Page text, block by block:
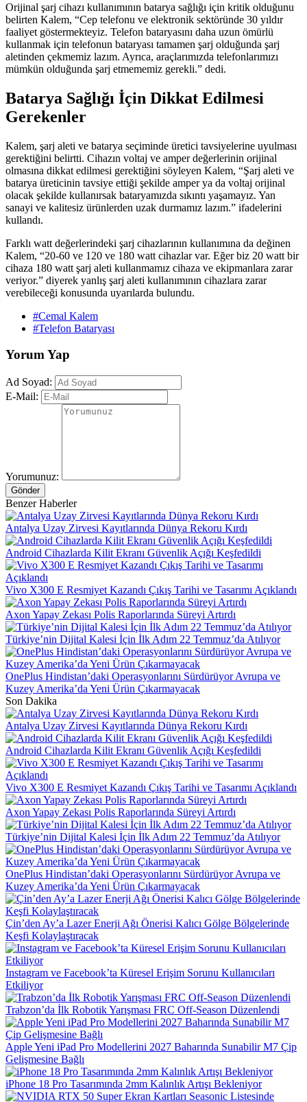
Orijinal şarj cihazı kullanımının batarya sağlığı için kritik olduğunu
belirten Kalem, “Cep telefonu ve elektronik sektöründe 30 yıldır
faaliyet göstermekteyiz. Telefon bataryasını daha uzun ömürlü
kullanmak için telefonun bataryası tamamen şarj olduğunda şarj
aletinden çekmemiz lazım. Ayrıca, araçlarımızda telefonlarımızı
mümkün olduğunda şarj etmememiz gerekli.” dedi.
Batarya Sağlığı İçin Dikkat Edilmesi
Gerekenler
Kalem, şarj aleti ve batarya seçiminde üretici tavsiyelerine uyulması
gerektiğini belirtti. Cihazın voltaj ve amper değerlerinin orijinal
olmasına dikkat edilmesi gerektiğini söyleyen Kalem, “Şarj aleti ve
batarya üreticinin tavsiye ettiği şekilde amper ya da voltaj orijinal
olacak şekilde kullanırsak bataryamızda sıkıntı yaşamayız. Yan
sanayi ve kalitesiz ürünlerden uzak durmamız lazım.” ifadelerini
kullandı.
Farklı watt değerlerindeki şarj cihazlarının kullanımına da değinen
Kalem, “20-60 ve 120 ve 180 watt cihazlar var. Eğer biz 20 watt bir
cihaza 180 watt şarj aleti kullanmamız cihaza ve ekipmanlara zarar
veriyor.” diyerek yanlış şarj aleti kullanımının cihazlara zarar
verebileceği konusunda uyarılarda bulundu.
#Cemal Kalem
#Telefon Bataryası
Yorum Yap
Ad Soyad:
E-Mail:
Yorumunuz:
Gönder
Benzer Haberler
Antalya Uzay Zirvesi Kayıtlarında Dünya Rekoru Kırdı
Android Cihazlarda Kilit Ekranı Güvenlik Açığı Keşfedildi
Vivo X300 E Resmiyet Kazandı Çıkış Tarihi ve Tasarımı Açıklandı
Axon Yapay Zekası Polis Raporlarında Süreyi Artırdı
Türkiye’nin Dijital Kalesi İçin İlk Adım 22 Temmuz’da Atılıyor
OnePlus Hindistan’daki Operasyonlarını Sürdürüyor Avrupa ve
Kuzey Amerika’da Yeni Ürün Çıkarmayacak
Son Dakika
Antalya Uzay Zirvesi Kayıtlarında Dünya Rekoru Kırdı
Android Cihazlarda Kilit Ekranı Güvenlik Açığı Keşfedildi
Vivo X300 E Resmiyet Kazandı Çıkış Tarihi ve Tasarımı Açıklandı
Axon Yapay Zekası Polis Raporlarında Süreyi Artırdı
Türkiye’nin Dijital Kalesi İçin İlk Adım 22 Temmuz’da Atılıyor
OnePlus Hindistan’daki Operasyonlarını Sürdürüyor Avrupa ve
Kuzey Amerika’da Yeni Ürün Çıkarmayacak
Çin’den Ay’a Lazer Enerji Ağı Önerisi Kalıcı Gölge Bölgelerinde
Keşfi Kolaylaştıracak
Instagram ve Facebook’ta Küresel Erişim Sorunu Kullanıcıları
Etkiliyor
Trabzon’da İlk Robotik Yarışması FRC Off-Season Düzenlendi
Apple Yeni iPad Pro Modellerini 2027 Baharında Sunabilir M7 Çip
Gelişmesine Bağlı
iPhone 18 Pro Tasarımında 2mm Kalınlık Artışı Bekleniyor